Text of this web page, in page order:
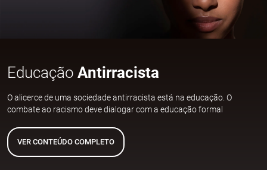
Educação Antirracista
O alicerce de uma sociedade antirracista está na educação. O
combate ao racismo deve dialogar com a educação formal
VER CONTEÚDO COMPLETO